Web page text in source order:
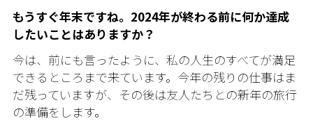
もうすぐ年末ですね。2024年が終わる前に何か達成
したいことはありますか？
今は、前にも言ったように、私の人生のすべてが満足
できるところまで来ています。今年の残りの仕事はま
だ残っていますが、その後は友人たちとの新年の旅行
の準備をします。